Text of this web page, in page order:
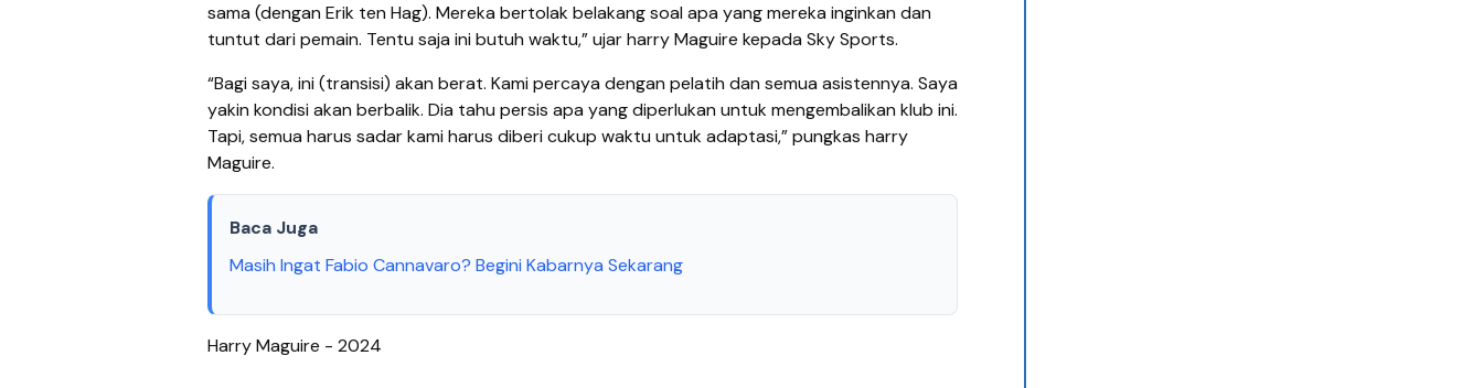
sama (dengan Erik ten Hag). Mereka bertolak belakang soal apa yang mereka inginkan dan
tuntut dari pemain. Tentu saja ini butuh waktu,” ujar harry Maguire kepada Sky Sports.
“Bagi saya, ini (transisi) akan berat. Kami percaya dengan pelatih dan semua asistennya. Saya
yakin kondisi akan berbalik. Dia tahu persis apa yang diperlukan untuk mengembalikan klub ini.
Tapi, semua harus sadar kami harus diberi cukup waktu untuk adaptasi,” pungkas harry
Maguire.
Baca Juga
Masih Ingat Fabio Cannavaro? Begini Kabarnya Sekarang
Harry Maguire - 2024